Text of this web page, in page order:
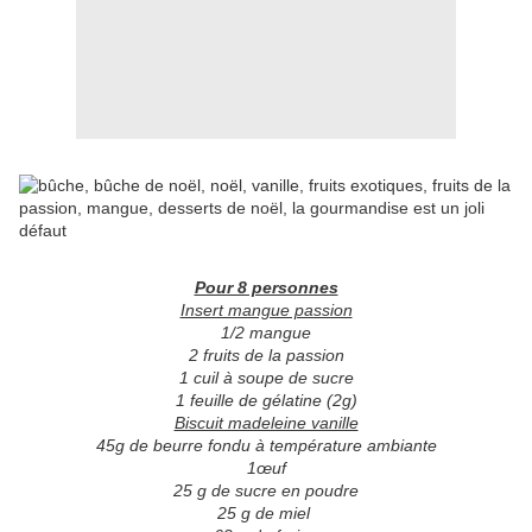
Pour 8 personnes
Insert mangue passion
1/2 mangue
2 fruits de la passion
1 cuil à soupe de sucre
1 feuille de gélatine (2g)
Biscuit madeleine vanille
45g de beurre fondu à température ambiante
1œuf
25 g de sucre en poudre
25 g de miel